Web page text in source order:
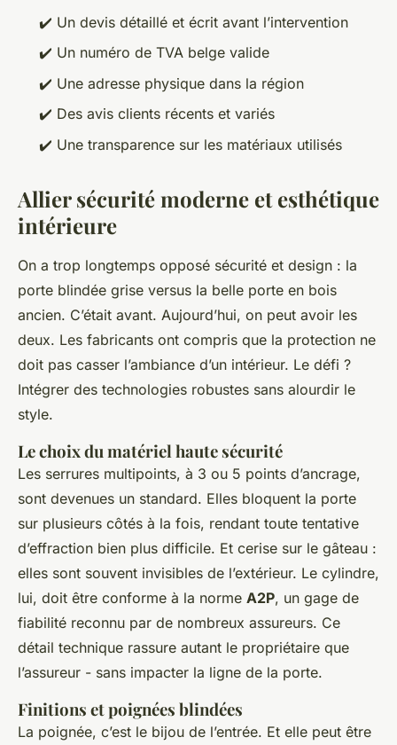
✔️ Un devis détaillé et écrit avant l’intervention
✔️ Un numéro de TVA belge valide
✔️ Une adresse physique dans la région
✔️ Des avis clients récents et variés
✔️ Une transparence sur les matériaux utilisés
Allier sécurité moderne et esthétique
intérieure
On a trop longtemps opposé sécurité et design : la
porte blindée grise versus la belle porte en bois
ancien. C’était avant. Aujourd’hui, on peut avoir les
deux. Les fabricants ont compris que la protection ne
doit pas casser l’ambiance d’un intérieur. Le défi ?
Intégrer des technologies robustes sans alourdir le
style.
Le choix du matériel haute sécurité
Les serrures multipoints, à 3 ou 5 points d’ancrage,
sont devenues un standard. Elles bloquent la porte
sur plusieurs côtés à la fois, rendant toute tentative
d’effraction bien plus difficile. Et cerise sur le gâteau :
elles sont souvent invisibles de l’extérieur. Le cylindre,
lui, doit être conforme à la norme A2P, un gage de
fiabilité reconnu par de nombreux assureurs. Ce
détail technique rassure autant le propriétaire que
l’assureur - sans impacter la ligne de la porte.
Finitions et poignées blindées
La poignée, c’est le bijou de l’entrée. Et elle peut être